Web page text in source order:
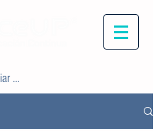
sesión